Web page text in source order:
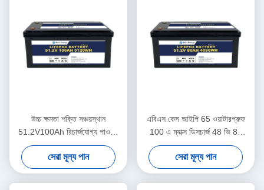
উচ্চ ক্ষমতা শক্তি সঞ্চয়স্থান
51.2V100Ah রিচার্জযোগ্য পাওয়ার
ব্যাটারি হোম শক্তি সিস্টেমের জন্য
সেরা মূল্য পান
এবিএস কেস আইপি 65 ওয়াটারপ্রুফ
100 এ ম্যাক্স ডিসচার্জ 48 ভি 80
এএইচ সৌর জন্য লিথিয়াম আয়ন ব্যাটারি
সেরা মূল্য পান